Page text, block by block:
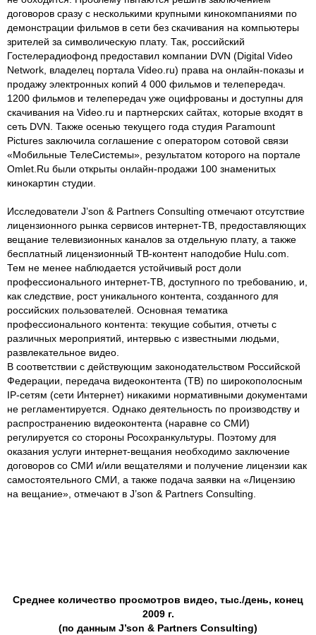
договоров сразу с несколькими крупными кинокомпаниями по
демонстрации фильмов в сети без скачивания на компьютеры
зрителей за символическую плату. Так, российский
Гостелерадиофонд предоставил компании DVN (Digital Video
Network, владелец портала Video.ru) права на онлайн-показы и
продажу электронных копий 4 000 фильмов и телепередач.
1200 фильмов и телепередач уже оцифрованы и доступны для
скачивания на Video.ru и партнерских сайтах, которые входят в
сеть DVN. Также осенью текущего года студия Paramount
Pictures заключила соглашение с оператором сотовой связи
«Мобильные ТелеСистемы», результатом которого на портале
Omlet.Ru были открыты онлайн-продажи 100 знаменитых
кинокартин студии.
Исследователи J’son & Partners Consulting отмечают отсутствие
лицензионного рынка сервисов интернет-ТВ, предоставляющих
вещание телевизионных каналов за отдельную плату, а также
бесплатный лицензионный ТВ-контент наподобие Hulu.com.
Тем не менее наблюдается устойчивый рост доли
профессионального интернет-ТВ, доступного по требованию, и,
как следствие, рост уникального контента, созданного для
российских пользователей. Основная тематика
профессионального контента: текущие события, отчеты с
различных мероприятий, интервью с известными людьми,
развлекательное видео.
В соответствии с действующим законодательством Российской
Федерации, передача видеоконтента (ТВ) по широкополосным
IP-сетям (сети Интернет) никакими нормативными документами
не регламентируется. Однако деятельность по производству и
распространению видеоконтента (наравне со СМИ)
регулируется со стороны Росохранкультуры. Поэтому для
оказания услуги интернет-вещания необходимо заключение
договоров со СМИ и/или вещателями и получение лицензии как
самостоятельного СМИ, а также подача заявки на «Лицензию
на вещание», отмечают в J’son & Partners Consulting.
Среднее количество просмотров видео, тыс./день, конец
2009 г.
(по данным J’son & Partners Consulting)